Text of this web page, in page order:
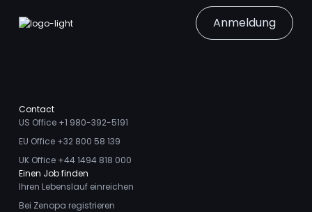
Anmeldung
Contact
US Office +1 980-392-5191
EU Office +32 800 58 139
UK Office +44 1494 818 000
Einen Job finden
Ihren Lebenslauf einreichen
Bei Zenopa registrieren